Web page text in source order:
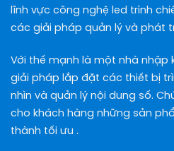
lĩnh vực công nghệ led trình
các giải pháp quản lý và phát
Với thế mạnh là một nhà nhập
giải pháp lắp đặt các thiết bị
nhìn và quản lý nội dung số.
cho khách hàng những sản
thành tối ưu .